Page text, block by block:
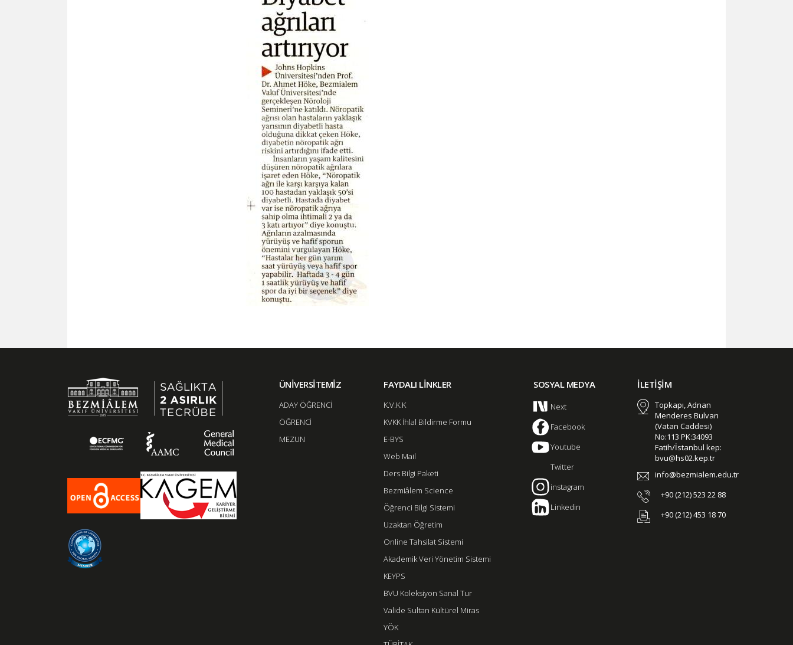
ÜNİVERSİTEMİZ
ADAY ÖĞRENCİ
ÖĞRENCİ
MEZUN
FAYDALI LİNKLER
K.V.K.K
KVKK İhlal Bildirme Formu
E-BYS
Web Mail
Ders Bilgi Paketi
Bezmiâlem Science
Öğrenci Bilgi Sistemi
Uzaktan Öğretim
Online Tahsilat Sistemi
Akademik Veri Yönetim Sistemi
KEYPS
BVU Koleksiyon Sanal Tur
Valide Sultan Kültürel Miras
YÖK
SOSYAL MEDYA
Next
Facebook
Youtube
Twitter
instagram
Linkedin
İLETİŞİM
Topkapı, Adnan
Menderes Bulvarı
(Vatan Caddesi)
No:113 PK:34093
Fatih/İstanbul kep:
bvu@hs02.kep.tr
info@bezmialem.edu.tr
+90 (212) 523 22 88
+90 (212) 453 18 70